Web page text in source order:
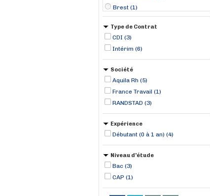
Brest (1)
Concarneau (1)
Guipavas (1)
Plestin-les-Grèves (1)
Type de Contrat
CDI (3)
Intérim (6)
Société
Aquila Rh (5)
France Travail (1)
RANDSTAD (3)
Expérience
Débutant (0 à 1 an) (4)
Niveau d'étude
Bac (3)
CAP (1)